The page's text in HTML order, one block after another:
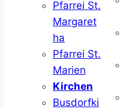
Pfarrei St.
Margaret
ha
Pfarrei St.
Marien
Kirchen
Busdorfki